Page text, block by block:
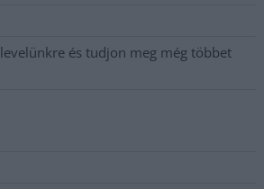
és tudjon meg még többet